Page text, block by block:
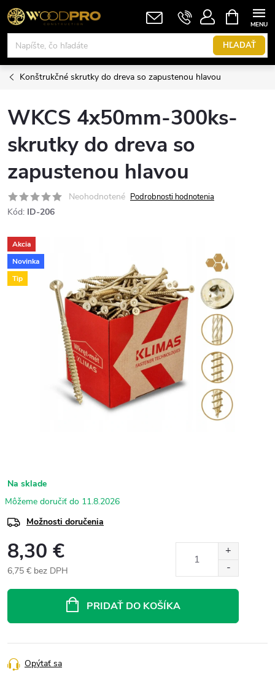
Prejsť
na
obsah
HĽADAŤ
KOŠÍK
Konštrukčné skrutky do dreva so zapustenou hlavou
WKCS 4x50mm-300ks-
skrutky do dreva so
zapustenou hlavou
Neohodnotené Podrobnosti hodnotenia
Kód: ID-206
Akcia
Novinka
Tip
Na sklade
11.8.2026
Možnosti doručenia
8,30 €
6,75 € bez DPH
PRIDAŤ DO KOŠÍKA
Opýtať sa